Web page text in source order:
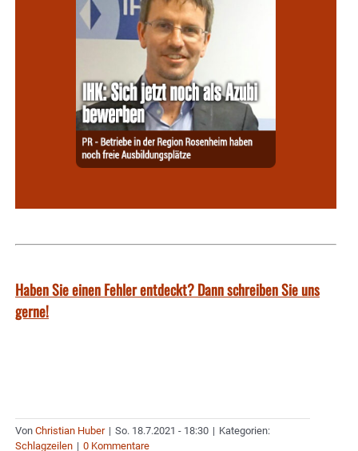
Haben Sie einen Fehler entdeckt? Dann schreiben Sie uns
gerne!
Von Christian Huber | So. 18.7.2021 - 18:30 | Kategorien:
Schlagzeilen | 0 Kommentare